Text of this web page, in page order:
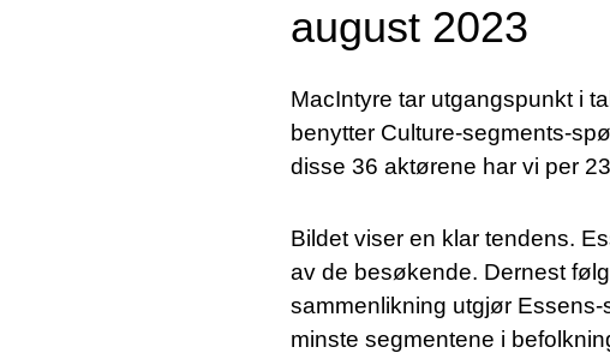
august 2023
MacIntyre tar utgangspunkt i
benytter Culture-segments-
disse 36 aktørene har vi per
Bildet viser en klar tendens.
av de besøkende. Dernest
sammenlikning utgjør
minste segmentene i